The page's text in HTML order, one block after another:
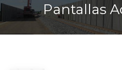
Pantallas